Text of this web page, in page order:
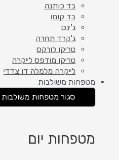
בד כותנה
בד קומו
ג'ינס
ג'קרד תחרה
טריקו לורקס
טריקו מודפס לייקרה
לייקרה מלמלה דו צדדי
מטפחות משולבות
סגור מטפחות משולבות
מטפחות יום